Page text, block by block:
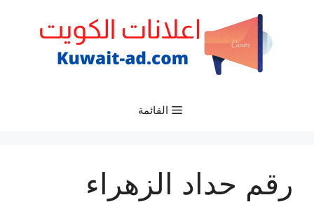
القائمة
رقم حداد الزهراء